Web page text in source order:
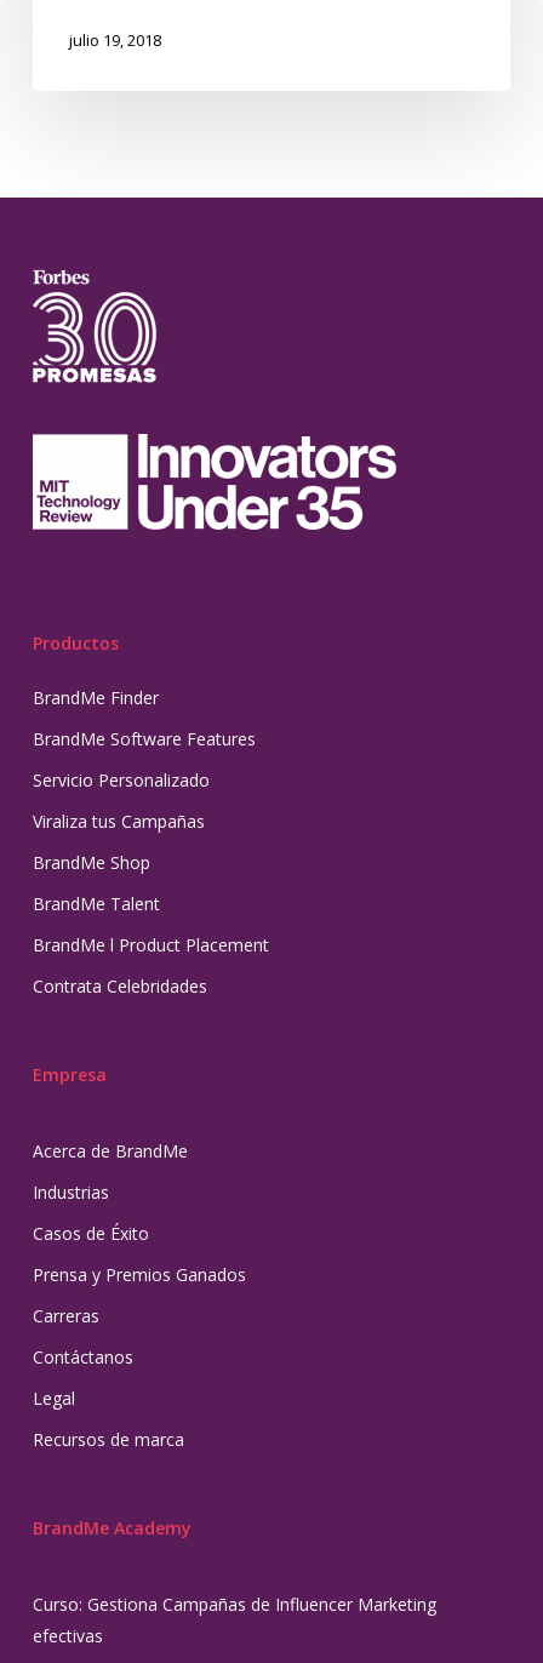
julio 19, 2018
Productos
BrandMe Finder
BrandMe Software Features
Servicio Personalizado
Viraliza tus Campañas
BrandMe Shop
BrandMe Talent
BrandMe l Product Placement
Contrata Celebridades
Empresa
Acerca de BrandMe
Industrias
Casos de Éxito
Prensa y Premios Ganados
Carreras
Contáctanos
Legal
Recursos de marca
BrandMe Academy
Curso: Gestiona Campañas de Influencer Marketing
efectivas